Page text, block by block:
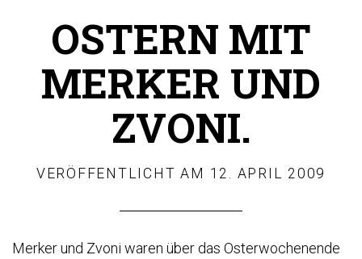
OSTERN MIT
MERKER UND
ZVONI.
VERÖFFENTLICHT AM 12. APRIL 2009
Merker und Zvoni waren über das Osterwochenende